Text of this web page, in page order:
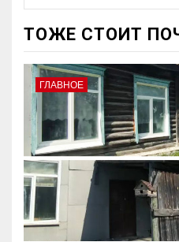
ТОЖЕ СТОИТ
ГЛАВНОЕ